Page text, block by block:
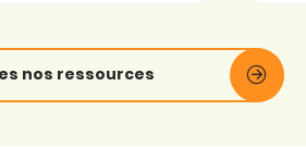
nos ressources